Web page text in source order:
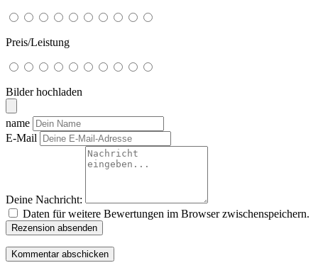
Preis/Leistung
Bilder hochladen
name
E-Mail
Deine Nachricht:
Daten für weitere Bewertungen im Browser zwischenspeichern.
Rezension absenden